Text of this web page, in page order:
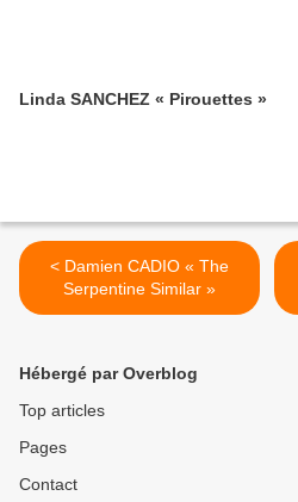
Linda SANCHEZ « Pirouettes »
< Damien CADIO « The
Serpentine Similar »
Hébergé par Overblog
Top articles
Pages
Contact